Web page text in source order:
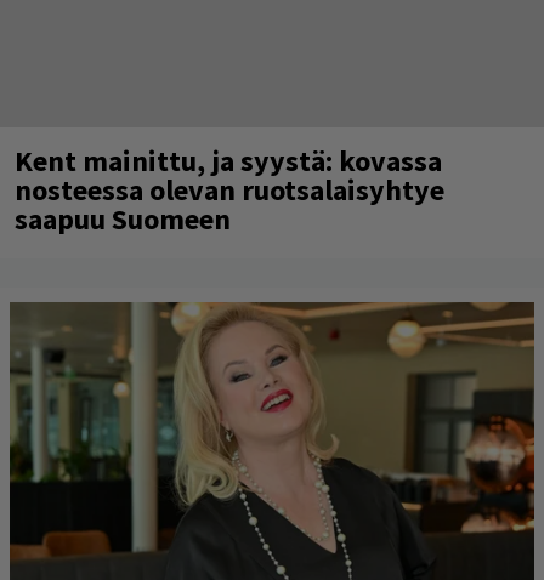
Kent mainittu, ja syystä: kovassa
nosteessa olevan ruotsalaisyhtye
saapuu Suomeen